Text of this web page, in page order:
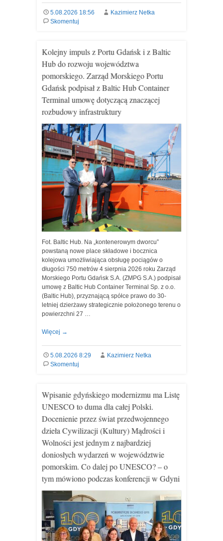
5.08.2026 18:56
Kazimierz Netka
Skomentuj
Kolejny impuls z Portu Gdańsk i z Baltic
Hub do rozwoju województwa
pomorskiego. Zarząd Morskiego Portu
Gdańsk podpisał z Baltic Hub Container
Terminal umowę dotyczącą znaczącej
rozbudowy infrastruktury
Fot. Baltic Hub. Na „kontenerowym dworcu”
powstaną nowe place składowe i bocznica
kolejowa umożliwiająca obsługę pociągów o
długości 750 metrów 4 sierpnia 2026 roku Zarząd
Morskiego Portu Gdańsk S.A. (ZMPG S.A.) podpisał
umowę z Baltic Hub Container Terminal Sp. z o.o.
(Baltic Hub), przyznającą spółce prawo do 30-
letniej dzierżawy strategicznie położonego terenu o
powierzchni 27 …
Więcej →
5.08.2026 8:29
Kazimierz Netka
Skomentuj
Wpisanie gdyńskiego modernizmu ma Listę
UNESCO to duma dla całej Polski.
Docenienie przez świat przedwojennego
dzieła Cywilizacji (Kultury) Mądrości i
Wolności jest jednym z najbardziej
doniosłych wydarzeń w województwie
pomorskim. Co dalej po UNESCO? – o
tym mówiono podczas konferencji w Gdyni